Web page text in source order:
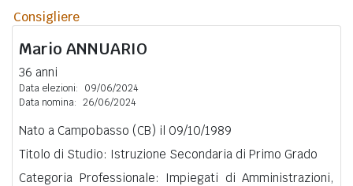
Consigliere
Mario ANNUARIO
36 anni
Data elezioni:
09/06/2024
Data nomina: 26/06/2024
Nato a Campobasso (CB) il 09/10/1989
Titolo di Studio: Istruzione Secondaria di Primo Grado
Categoria Professionale: Impiegati di Amministrazioni,